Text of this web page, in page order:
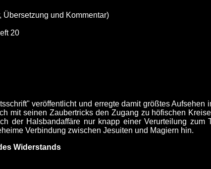
und Kommentar)
20
veröffentlicht und erregte damit größtes Aufsehen
mit seinen Zaubertricks den Zugang zu höfischen
der Halsbandaffäre nur knapp einer Verurteilung zum
Verbindung zwischen Jesuiten und Magiern hin.
Widerstands